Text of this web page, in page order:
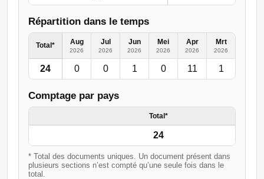
Répartition dans le temps
Total* Aug
2026
Jul
2026
Jun
2026
Mei
2026
Apr
2026
Mrt
2026
24 0 0 1 0 11 1
Comptage par pays
Total*
24
* Total des documents uniques. Un document présent dans
plusieurs sections n’est compté qu’une seule fois dans le
total.